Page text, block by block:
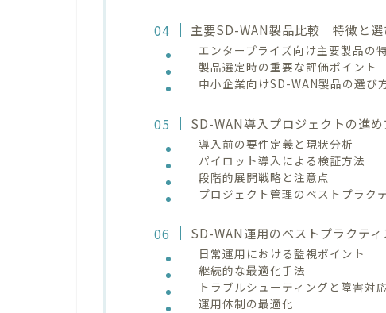
主要SD-WAN製品比較｜特徴と
エンタープライズ向け主要製品の
製品選定時の重要な評価ポイント
中小企業向けSD-WAN製品の選び
SD-WAN導入プロジェクトの進
導入前の要件定義と現状分析
パイロット導入による検証方法
段階的展開戦略と注意点
プロジェクト管理のベストプラク
SD-WAN運用のベストプラクテ
日常運用における監視ポイント
継続的な最適化手法
トラブルシューティングと障害対応
運用体制の最適化